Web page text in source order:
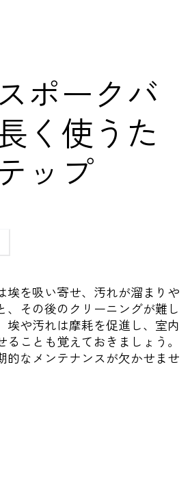
ポークバ
く使うた
ップ
を吸い寄せ、汚れが溜まりや
その後のクリーニングが難し
埃や汚れは摩耗を促進し、室内
ことも覚えておきましょう。
的なメンテナンスが欠かせませ